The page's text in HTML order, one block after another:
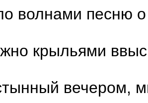
волнами песню
крыльями
вечером,